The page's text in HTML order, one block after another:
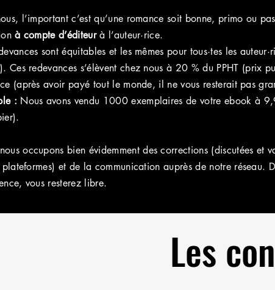
l’important c’est qu’une romance soit bonne, primo ou
à compte d’éditeurà l’auteur·rice.
sont équitables et les mêmes pour tous·tes les
Ces redevances s’élèvent chez nous à 20 % du PPHT
(après avoir payé tout le monde, il ne vous resterait pas
: Nous avons vendu 1000 exemplaires de votre ebook à
occupons bien évidemment des corrections (discutées
et de la communication auprès de notre
vous resterez libre.
Les